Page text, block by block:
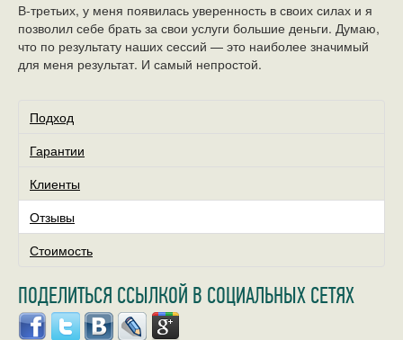
В-третьих, у меня появилась уверенность в своих силах и я
позволил себе брать за свои услуги большие деньги. Думаю,
что по результату наших сессий — это наиболее значимый
для меня результат. И самый непростой.
Подход
Гарантии
Клиенты
Отзывы
Стоимость
ПОДЕЛИТЬСЯ ССЫЛКОЙ В СОЦИАЛЬНЫХ СЕТЯХ